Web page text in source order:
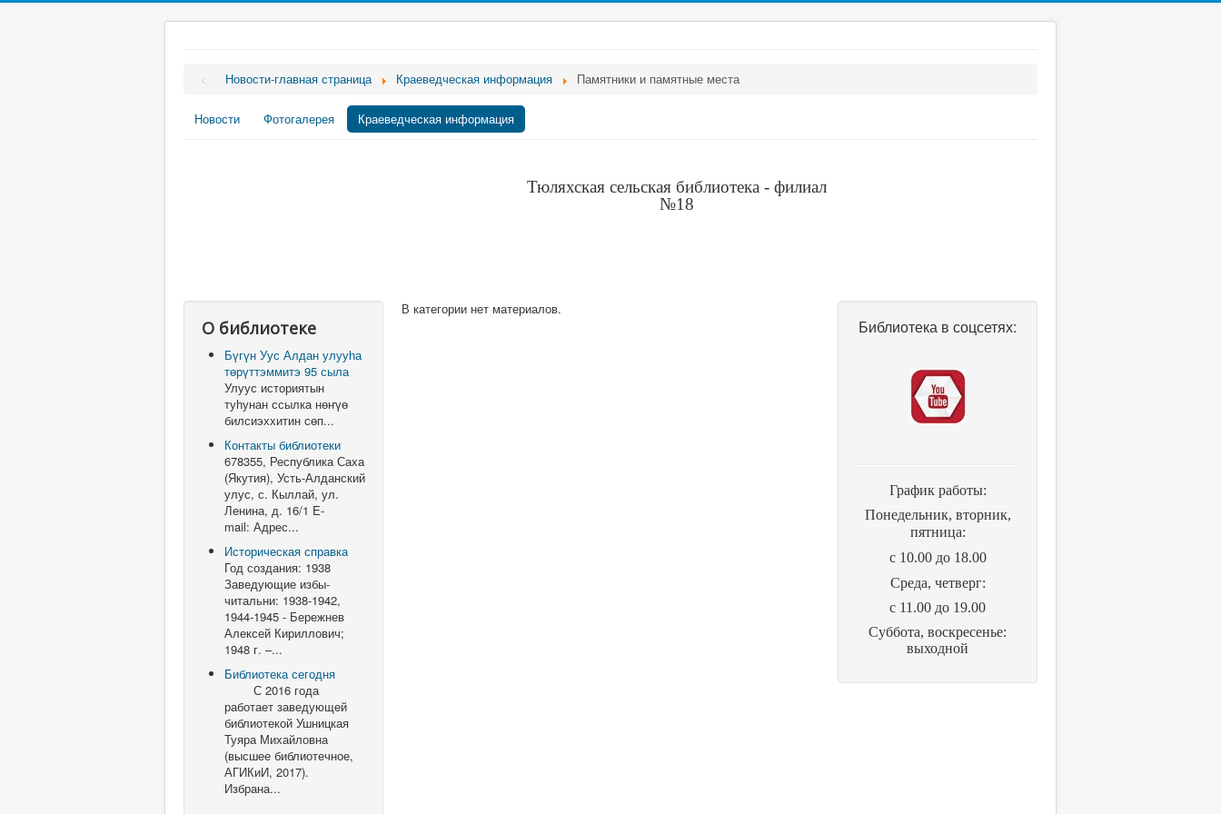
Новости-главная страница Краеведческая информация Памятники и памятные места
Новости Фотогалерея Краеведческая информация
Тюляхская сельская библиотека - филиал
№18
О библиотеке
Бүгүн Уус Алдан улууһа
төрүттэммитэ 95 сыла
Улуус историятын
туһунан ссылка нөҥүө
билсиэххитин сөп...
Контакты библиотеки
678355, Республика Саха
(Якутия), Усть-Алданский
улус, с. Кыллай, ул.
Ленина, д. 16/1 E-
mail: Адрес...
Историческая справка
Год создания: 1938
Заведующие избы-
читальни: 1938-1942,
1944-1945 - Бережнев
Алексей Кириллович;
1948 г. –...
Библиотека сегодня
С 2016 года
работает заведующей
библиотекой Ушницкая
Туяра Михайловна
(высшее библиотечное,
АГИКиИ, 2017).
Избрана...
В категории нет материалов.
Библиотека в соцсетях:
График работы:
Понедельник, вторник,
пятница:
с 10.00 до 18.00
Cреда, четверг:
с 11.00 до 19.00
Суббота, воскресенье:
выходной